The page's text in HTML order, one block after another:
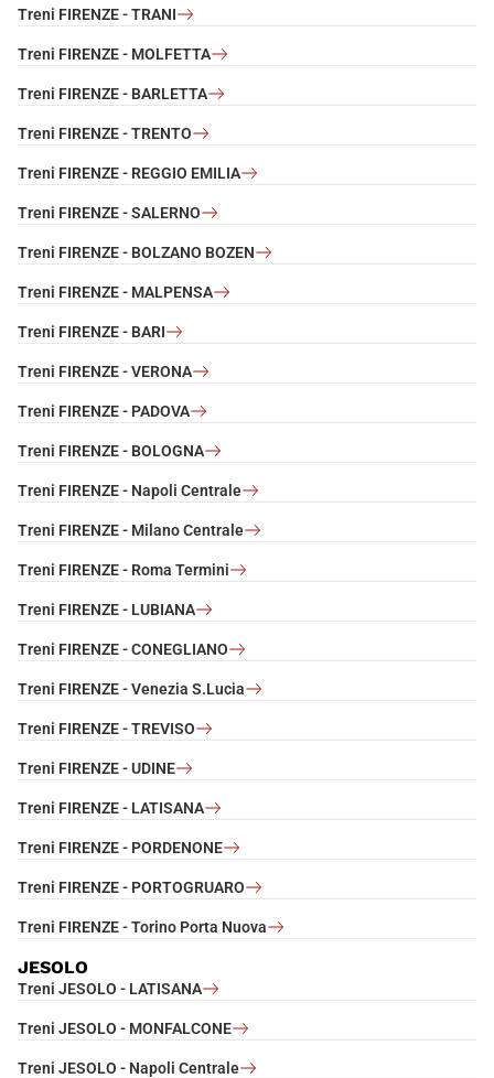
Treni FIRENZE - TRANI
Treni FIRENZE - MOLFETTA
Treni FIRENZE - BARLETTA
Treni FIRENZE - TRENTO
Treni FIRENZE - REGGIO EMILIA
Treni FIRENZE - SALERNO
Treni FIRENZE - BOLZANO BOZEN
Treni FIRENZE - MALPENSA
Treni FIRENZE - BARI
Treni FIRENZE - VERONA
Treni FIRENZE - PADOVA
Treni FIRENZE - BOLOGNA
Treni FIRENZE - Napoli Centrale
Treni FIRENZE - Milano Centrale
Treni FIRENZE - Roma Termini
Treni FIRENZE - LUBIANA
Treni FIRENZE - CONEGLIANO
Treni FIRENZE - Venezia S.Lucia
Treni FIRENZE - TREVISO
Treni FIRENZE - UDINE
Treni FIRENZE - LATISANA
Treni FIRENZE - PORDENONE
Treni FIRENZE - PORTOGRUARO
Treni FIRENZE - Torino Porta Nuova
JESOLO
Treni JESOLO - LATISANA
Treni JESOLO - MONFALCONE
Treni JESOLO - Napoli Centrale